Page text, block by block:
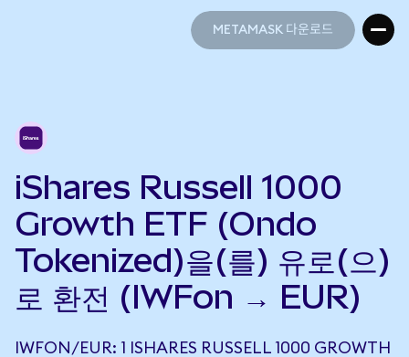
METAMASK 다운로드
iShares Russell 1000
Growth ETF (Ondo
Tokenized)을(를) 유로(으)
로 환전 (IWFon → EUR)
IWFON/EUR: 1 ISHARES RUSSELL 1000 GROWTH